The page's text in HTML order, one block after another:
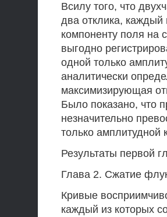
Всилу того, что
два отклика, каждый
компоненту поля на
выгодно
одной только
аналитически
максимизирующая
Было показано, что
незначительно
только амплитудной
Результаты первой
Глава 2. Сжатие
Кривые
каждый из которых